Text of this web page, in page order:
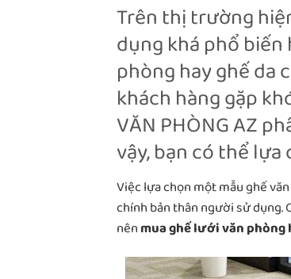
Trên thị trường
dụng khá phổ biến
phòng hay ghế da
khách hàng gặp
VĂN PHÒNG AZ
vậy, bạn có thể
Việc lựa chọn một mẫu ghế
chính bản thân người sử dụng.
nênmua ghế lưới văn phòng